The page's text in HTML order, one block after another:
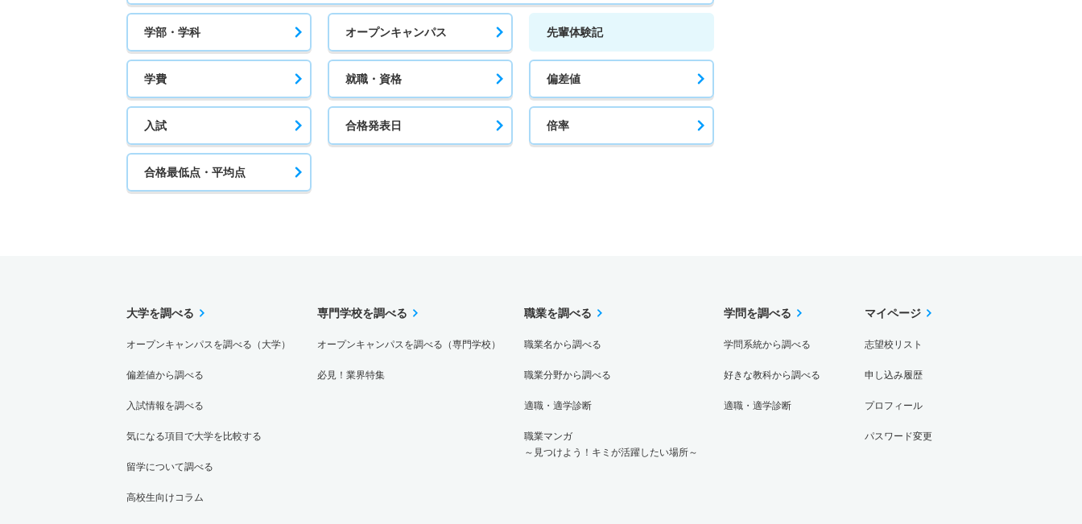
学部・学科 オープンキャンパス 先輩体験記
学費 就職・資格 偏差値
入試 合格発表日 倍率
合格最低点・平均点
大学を調べる
オープンキャンパスを調べる（大学）
偏差値から調べる
入試情報を調べる
気になる項目で大学を比較する
留学について調べる
高校生向けコラム
専門学校を調べる
オープンキャンパスを調べる（専門学校）
必見！業界特集
職業を調べる
職業名から調べる
職業分野から調べる
適職・適学診断
職業マンガ
～見つけよう！キミが活躍したい場所～
学問を調べる
学問系統から調べる
好きな教科から調べる
適職・適学診断
マイページ
志望校リスト
申し込み履歴
プロフィール
パスワード変更